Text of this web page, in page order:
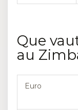
Que
au
Euro